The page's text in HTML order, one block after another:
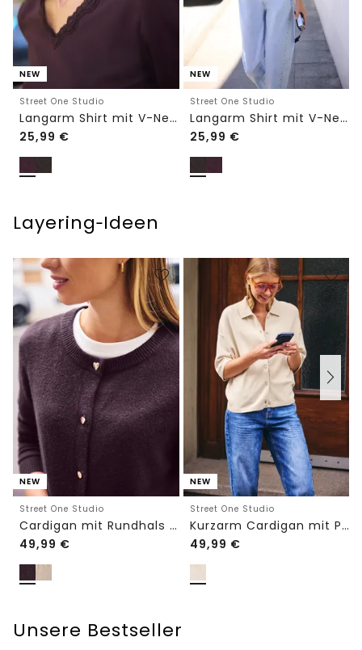
NEW
Street One Studio
Langarm Shirt mit V-Neck und Spitze
25,99 €
NEW
Street One Studio
Langarm Shirt mit V-Neck und Spitze
25,99 €
Layering‑Ideen
NEW
Street One Studio
Cardigan mit Rundhals und Knöpfen
49,99 €
NEW
Street One Studio
Kurzarm Cardigan mit Polokragen
49,99 €
Unsere Bestseller